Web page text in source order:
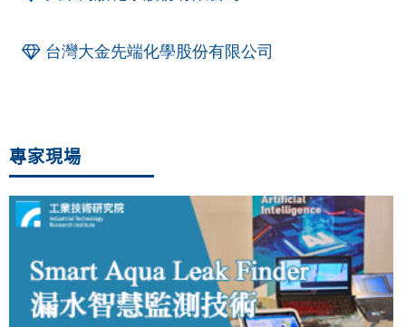
台灣大金先端化學股份有限公司
專家現場